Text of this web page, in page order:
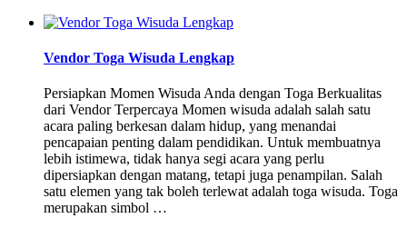
Vendor Toga Wisuda Lengkap
Persiapkan Momen Wisuda Anda dengan Toga Berkualitas
dari Vendor Terpercaya Momen wisuda adalah salah satu
acara paling berkesan dalam hidup, yang menandai
pencapaian penting dalam pendidikan. Untuk membuatnya
lebih istimewa, tidak hanya segi acara yang perlu
dipersiapkan dengan matang, tetapi juga penampilan. Salah
satu elemen yang tak boleh terlewat adalah toga wisuda. Toga
merupakan simbol …